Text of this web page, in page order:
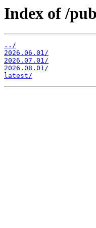
Index of /
../
2026.06.01/
2026.07.01/
2026.08.01/
latest/